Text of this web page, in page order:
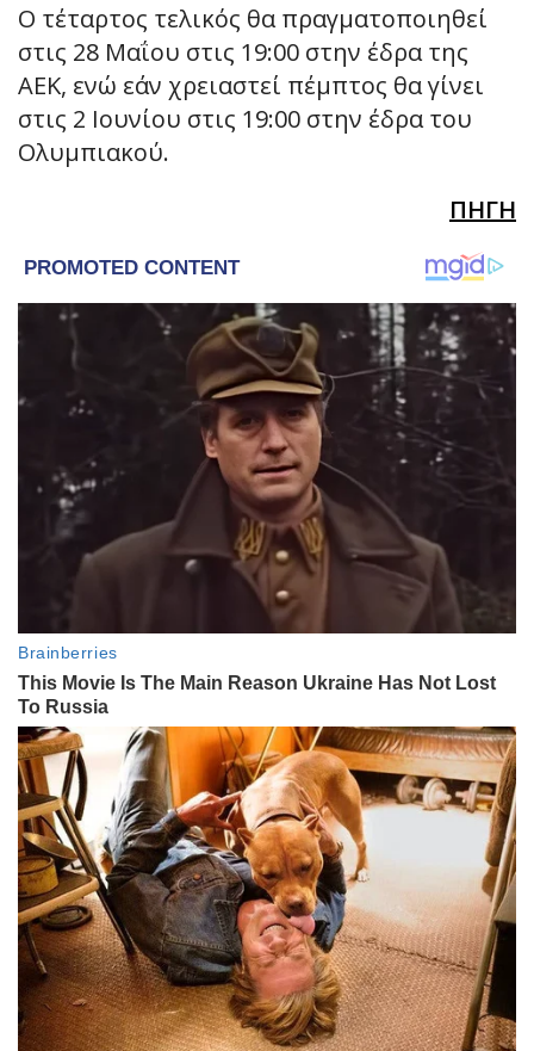
Ο τέταρτος τελικός θα πραγματοποιηθεί
στις 28 Μαΐου στις 19:00 στην έδρα της
ΑΕΚ, ενώ εάν χρειαστεί πέμπτος θα γίνει
στις 2 Ιουνίου στις 19:00 στην έδρα του
Ολυμπιακού.
ΠΗΓΗ